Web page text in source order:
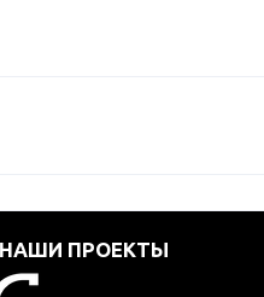
НАШИ ПРОЕКТЫ